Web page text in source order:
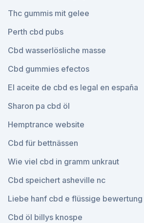
Thc gummis mit gelee
Perth cbd pubs
Cbd wasserlösliche masse
Cbd gummies efectos
El aceite de cbd es legal en españa
Sharon pa cbd öl
Hemptrance website
Cbd für bettnässen
Wie viel cbd in gramm unkraut
Cbd speichert asheville nc
Liebe hanf cbd e flüssige bewertung
Cbd öl billys knospe